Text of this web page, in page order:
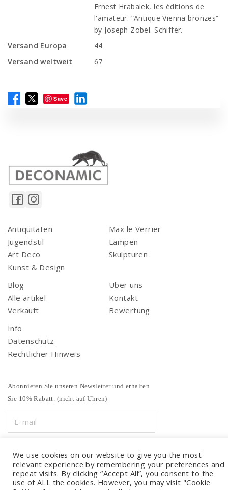
Ernest Hrabalek, les éditions de
l'amateur. “Antique Vienna bronzes“
by Joseph Zobel. Schiffer.
Versand Europa
44
Versand weltweit
67
Save
Antiquitäten
Jugendstil
Art Deco
Kunst & Design
Max le Verrier
Lampen
Skulpturen
Blog
Alle artikel
Verkauft
Uber uns
Kontakt
Bewertung
Info
Datenschutz
Rechtlicher Hinweis
Abonnieren Sie unseren Newsletter und erhalten
Sie 10% Rabatt. (nicht auf Uhren)
We use cookies on our website to give you the most
relevant experience by remembering your preferences and
repeat visits. By clicking “Accept All”, you consent to the
use of ALL the cookies. However, you may visit "Cookie